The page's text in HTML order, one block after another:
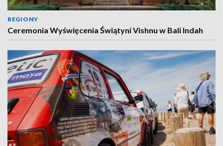
REGIONY
Ceremonia Wyświęcenia Świątyni Vishnu w Bali Indah